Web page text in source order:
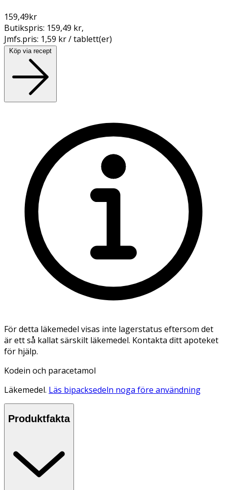
159,49kr
Butikspris: 159,49 kr,
Jmfs.pris: 1,59 kr / tablett(er)
Köp via recept
För detta läkemedel visas inte lagerstatus eftersom det
är ett så kallat särskilt läkemedel. Kontakta ditt apoteket
för hjälp.
Kodein och paracetamol
Läkemedel. Läs bipacksedeln noga före användning
Produktfakta